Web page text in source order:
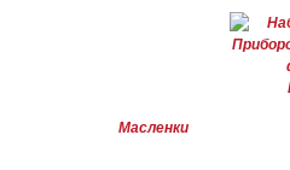
Масленки